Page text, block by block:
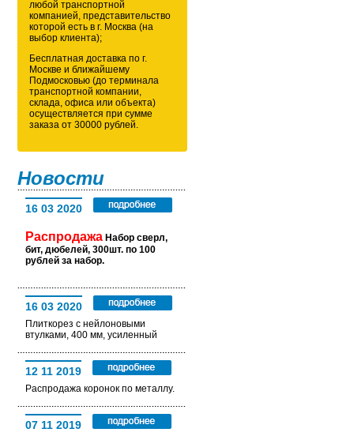
любой транспортной
компанией, представительство
которой есть в г. Москва (на
выбор клиента);
Бесплатная доставка по г.
Москве и ближайшему
Подмосковью (до терминала
транспортной компании,
склада, офиса или объекта)
осуществляется при сумме
заказа от 30000 рублей.
Новости
16 03 2020
Распродажа Набор сверл,
бит, дюбелей, 300шт. по 100
рублей за набор.
16 03 2020
Плиткорез с нейлоновыми
втулками, 400 мм, усиленный
12 11 2019
Распродажа коронок по металлу.
07 11 2019